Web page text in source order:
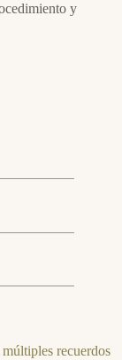
y
recuerdos